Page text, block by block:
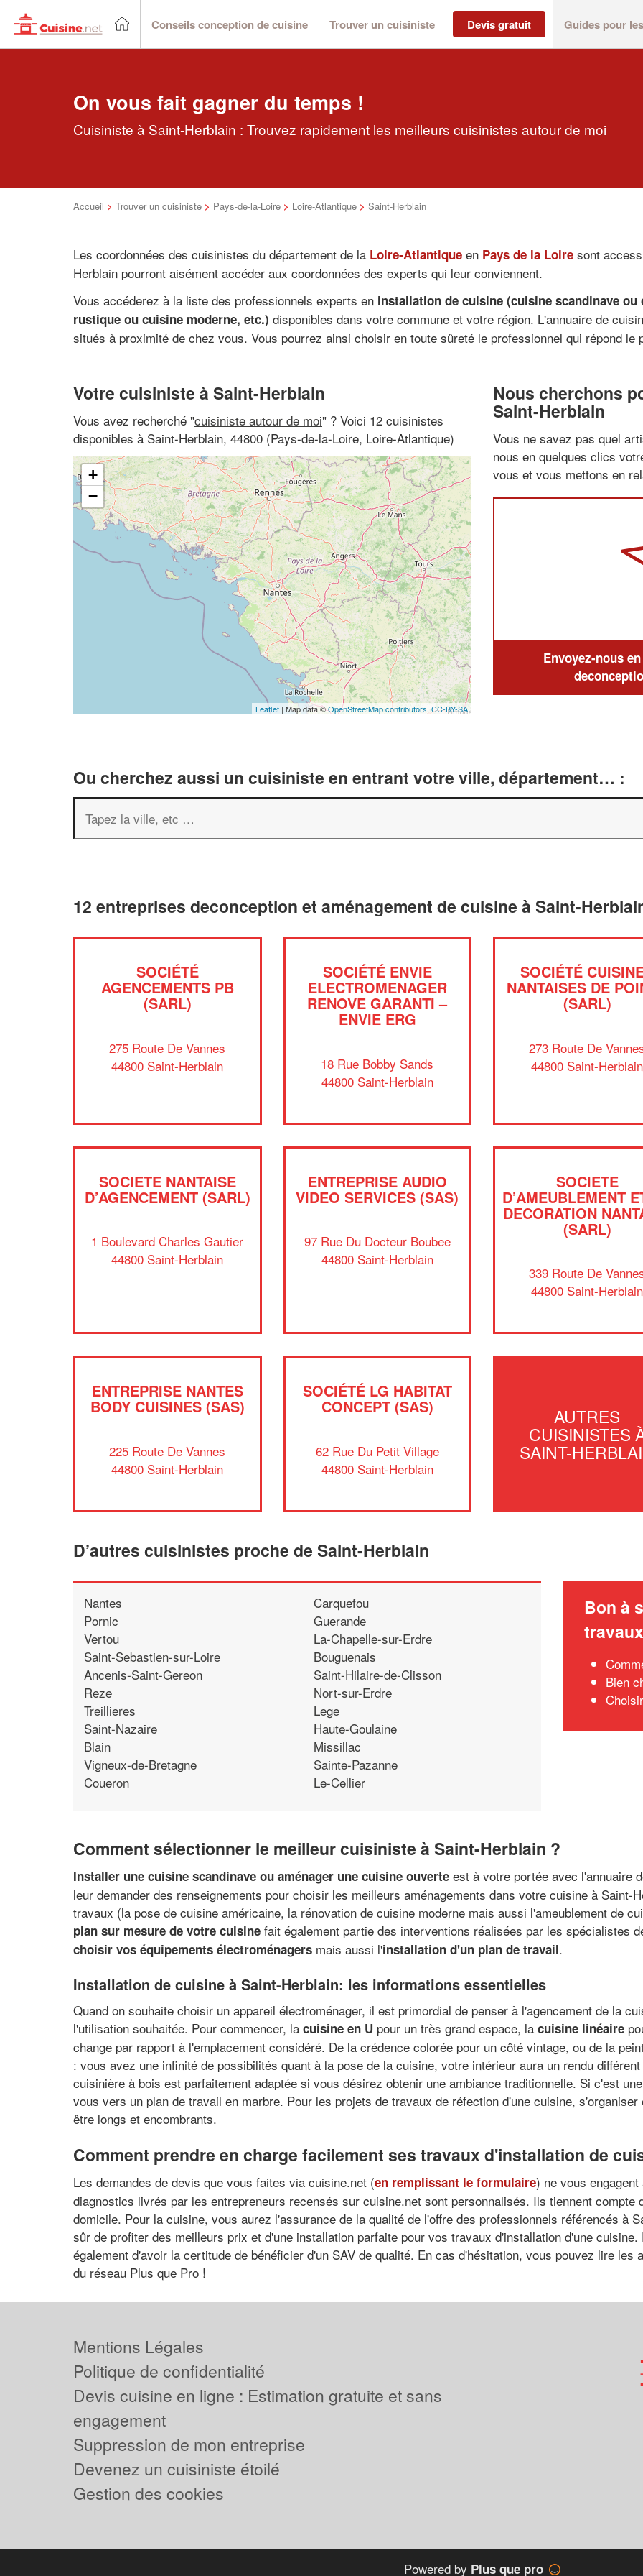
Conseils conception de cuisine Trouver un cuisiniste Devis gratuit Guides pour
On vous fait gagner du temps !
Cuisiniste à Saint-Herblain : Trouvez rapidement les meilleurs cuisinistes autour de moi
Accueil > Trouver un cuisiniste > Pays-de-la-Loire > Loire-Atlantique > Saint-Herblain
Les coordonnées des cuisinistes du département de la Loire-Atlantique en Pays de la Loire sont
Herblain pourront aisément accéder aux coordonnées des experts qui leur conviennent.
Vous accéderez à la liste des professionnels experts en installation de cuisine (cuisine scandinave
rustique ou cuisine moderne, etc.) disponibles dans votre commune et votre région. L'annuaire de
situés à proximité de chez vous. Vous pourrez ainsi choisir en toute sûreté le professionnel qui répond le
Votre cuisiniste à Saint-Herblain
Vous avez recherché "cuisiniste autour de moi" ? Voici 12 cuisinistes
disponibles à Saint-Herblain, 44800 (Pays-de-la-Loire, Loire-Atlantique)
+
−
Leaflet | Map data ©OpenStreetMap contributors, CC-BY-SA
Nous cherchons
Saint-Herblain
Vous ne savez pas quel
nous en quelques clics
vous et vous mettons en
Envoyez-nous
Ou cherchez aussi un cuisiniste en entrant votre ville, département… :
12 entreprises deconception et aménagement de cuisine à Saint-
SOCIÉTÉ
AGENCEMENTS PB
(SARL)
275 Route De Vannes
44800 Saint-Herblain
SOCIÉTÉ ENVIE
ELECTROMENAGER
RENOVE GARANTI –
ENVIE ERG
18 Rue Bobby Sands
44800 Saint-Herblain
SOCIÉTÉ
NANTAISES DE
(SARL)
273 Route De
44800 Saint-Herblain
SOCIETE NANTAISE
D’AGENCEMENT (SARL)
1 Boulevard Charles Gautier
44800 Saint-Herblain
ENTREPRISE AUDIO
VIDEO SERVICES (SAS)
97 Rue Du Docteur Boubee
44800 Saint-Herblain
SOCIETE
D’AMEUBLEMENT
DECORATION
(SARL)
339 Route De
44800 Saint-Herblain
ENTREPRISE NANTES
BODY CUISINES (SAS)
225 Route De Vannes
44800 Saint-Herblain
SOCIÉTÉ LG HABITAT
CONCEPT (SAS)
62 Rue Du Petit Village
44800 Saint-Herblain
AUTRES
CUISINISTES
SAINT-
D’autres cuisinistes proche de Saint-Herblain
Nantes
Pornic
Vertou
Saint-Sebastien-sur-Loire
Ancenis-Saint-Gereon
Reze
Treillieres
Saint-Nazaire
Blain
Vigneux-de-Bretagne
Coueron
Carquefou
Guerande
La-Chapelle-sur-Erdre
Bouguenais
Saint-Hilaire-de-Clisson
Nort-sur-Erdre
Lege
Haute-Goulaine
Missillac
Sainte-Pazanne
Le-Cellier
Bon à
travaux
Bien
Comment sélectionner le meilleur cuisiniste à Saint-Herblain ?
Installer une cuisine scandinave ou aménager une cuisine ouverte est à votre portée avec l'annuaire
leur demander des renseignements pour choisir les meilleurs aménagements dans votre cuisine à Saint-
travaux (la pose de cuisine américaine, la rénovation de cuisine moderne mais aussi l'ameublement de
plan sur mesure de votre cuisine fait également partie des interventions réalisées par les spécialistes
choisir vos équipements électroménagers mais aussi l'installation d'un plan de travail.
Installation de cuisine à Saint-Herblain: les informations essentielles
Quand on souhaite choisir un appareil électroménager, il est primordial de penser à l'agencement de la
l'utilisation souhaitée. Pour commencer, la cuisine en U pour un très grand espace, la cuisine linéaire
change par rapport à l'emplacement considéré. De la crédence colorée pour un côté vintage, ou de la
: vous avez une infinité de possibilités quant à la pose de la cuisine, votre intérieur aura un rendu
cuisinière à bois est parfaitement adaptée si vous désirez obtenir une ambiance traditionnelle. Si c'est
vous vers un plan de travail en marbre. Pour les projets de travaux de réfection d'une cuisine,
être longs et encombrants.
Comment prendre en charge facilement ses travaux d'installation de
Les demandes de devis que vous faites via cuisine.net (en remplissant le formulaire) ne vous
diagnostics livrés par les entrepreneurs recensés sur cuisine.net sont personnalisés. Ils tiennent compte
domicile. Pour la cuisine, vous aurez l'assurance de la qualité de l'offre des professionnels référencés à
sûr de profiter des meilleurs prix et d'une installation parfaite pour vos travaux d'installation d'une
également d'avoir la certitude de bénéficier d'un SAV de qualité. En cas d'hésitation, vous pouvez lire
du réseau Plus que Pro !
Mentions Légales
Politique de confidentialité
Devis cuisine en ligne : Estimation gratuite et sans
engagement
Suppression de mon entreprise
Devenez un cuisiniste étoilé
Gestion des cookies
Powered by Plus que pro